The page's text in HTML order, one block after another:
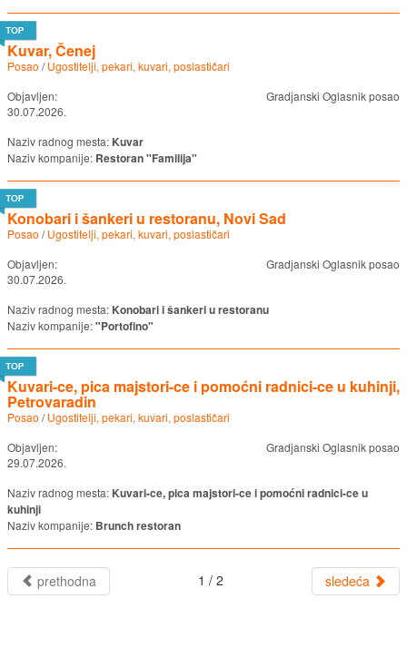
Kuvar, Čenej
Posao /Ugostitelji, pekari, kuvari, poslastičari
Gradjanski Oglasnik posao
Objavljen:
30.07.2026.
Naziv radnog mesta: Kuvar
Naziv kompanije: Restoran "Familija"
Konobari i šankeri u restoranu, Novi Sad
Posao /Ugostitelji, pekari, kuvari, poslastičari
Gradjanski Oglasnik posao
Objavljen:
30.07.2026.
Naziv radnog mesta: Konobari i šankeri u restoranu
Naziv kompanije:"Portofino"
Kuvari-ce, pica majstori-ce i pomoćni radnici-ce u kuhinji,
Petrovaradin
Posao /Ugostitelji, pekari, kuvari, poslastičari
Gradjanski Oglasnik posao
Objavljen:
29.07.2026.
Naziv radnog mesta: Kuvari-ce, pica majstori-ce i pomoćni radnici-ce u
kuhinji
Naziv kompanije: Brunch restoran
prethodna 1 / 2 sledeća